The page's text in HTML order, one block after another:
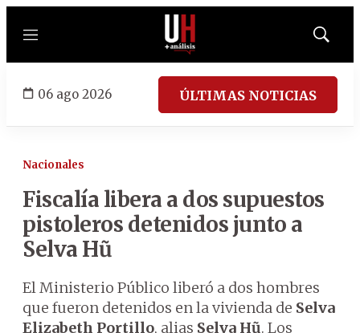
Menú
Mostrar
06 ago 2026 ÚLTIMAS NOTICIAS
Nacionales
Fiscalía libera a dos supuestos
pistoleros detenidos junto a
Selva Hũ
El Ministerio Público liberó a dos hombres
que fueron detenidos en la vivienda de Selva
Elizabeth Portillo, alias Selva Hũ. Los